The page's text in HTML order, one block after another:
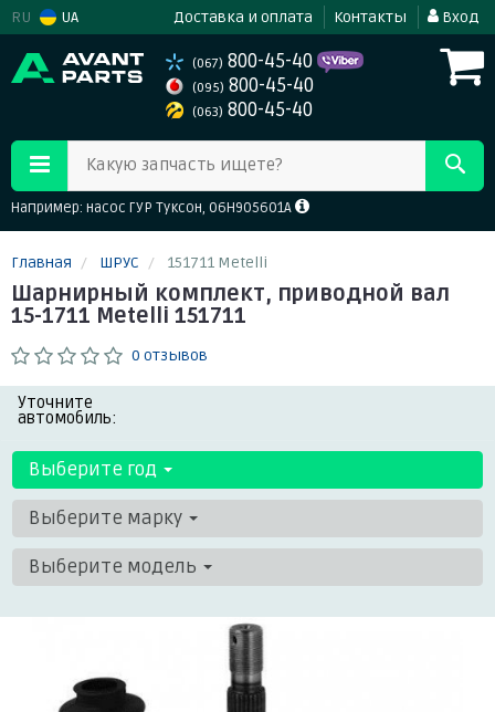
RU UA Доставка и оплата Контакты Вход
(067) 800-45-40
(095) 800-45-40
(063) 800-45-40
Какую запчасть ищете?
Например: насос ГУР Туксон, 06H905601A
Главная ШРУС 151711 Metelli
Шарнирный комплект, приводной вал
15-1711 Metelli 151711
0 отзывов
Уточните
автомобиль:
Выберите год
Выберите марку
Выберите модель